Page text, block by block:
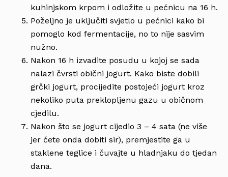
kuhinjskom krpom i odložite u pećnicu na 16 h.
Poželjno je uključiti svjetlo u pećnici kako bi
pomoglo kod fermentacije, no to nije sasvim
nužno.
Nakon 16 h izvadite posudu u kojoj se sada
nalazi čvrsti obični jogurt. Kako biste dobili
grčki jogurt, procijedite postojeći jogurt kroz
nekoliko puta preklopljenu gazu u običnom
cjedilu.
Nakon što se jogurt cijedio 3 – 4 sata (ne više
jer ćete onda dobiti sir), premjestite ga u
staklene teglice i čuvajte u hladnjaku do tjedan
dana.